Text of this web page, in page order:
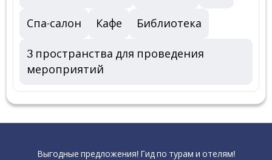
Спа-салон Кафе Библиотека
3 пространства для проведения
мероприятий
Выгодные предложения! Гид по турам и отелям!